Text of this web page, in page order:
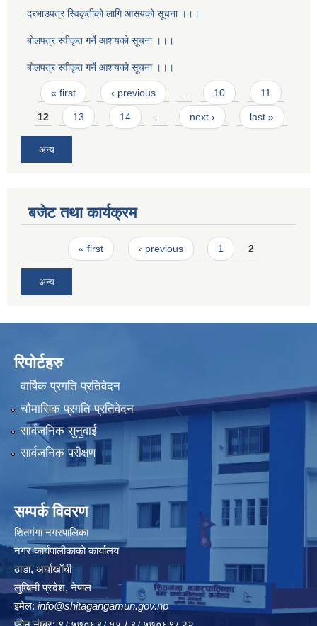
दरभाउपत्र स्विकृतीको लागि आसयको सूचना ।।।
बोलपत्र स्वीकृत गर्ने आशयको सूचना ।।।
बोलपत्र स्वीकृत गर्ने आशयको सूचना ।।।
Pages
« first ‹ previous 10 11
12 13 14 next › last »
अन्य
बजेट तथा कार्यक्रम
Pages« first ‹ previous 1 2
अन्य
रिपोर्टहरु
वार्षिक प्रगति प्रतिवेदन
चौमासिक प्रगति प्रतिवेदन
सार्वजनिक सुनुवाई
सार्वजनिक परीक्षण
सम्पर्क विवरण
शितगंगा नगरपालिका
नगर कार्यपालीकाकाे कार्यालय
ठाडा, अर्घाखाँची
लुम्बिनी प्रदेश, नेपाल
इमेल: info@shitagangamun.gov.np